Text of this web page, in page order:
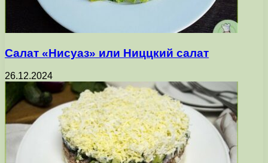
Салат «Нисуаз» или Ниццкий салат
26.12.2024